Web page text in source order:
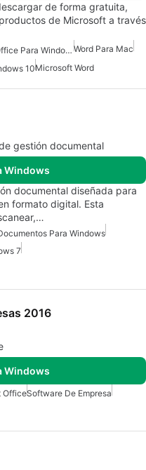
de forma gratuita,
de Microsoft a través
Suite De Microsoft Office Para Windows 7 Word Para Mac
10Microsoft Word
gestión documental
Windows
documental diseñada para
formato digital. Esta
Para Windows
7
2016
Windows
OfficeSoftware De Empresa